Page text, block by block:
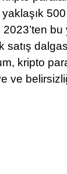
kripto
ve